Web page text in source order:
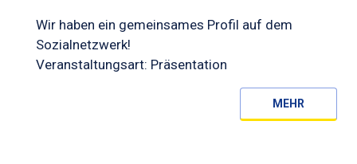
Wir haben ein gemeinsames Profil auf dem
Sozialnetzwerk!
Veranstaltungsart: Präsentation
MEHR